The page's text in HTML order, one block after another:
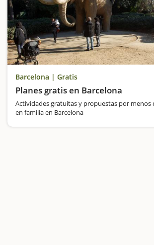
Barcelona | Gratis
Planes gratis en Barcelona
Actividades gratuitas y propuestas por menos
en familia en Barcelona